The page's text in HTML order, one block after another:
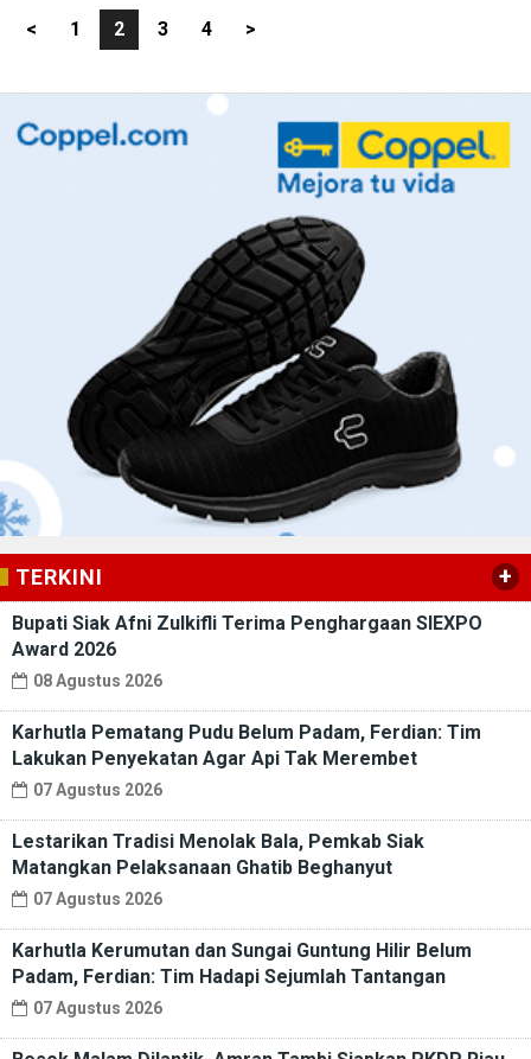
< 1 2 3 4 >
TERKINI +
Bupati Siak Afni Zulkifli Terima Penghargaan SIEXPO
Award 2026
08 Agustus 2026
Karhutla Pematang Pudu Belum Padam, Ferdian: Tim
Lakukan Penyekatan Agar Api Tak Merembet
07 Agustus 2026
Lestarikan Tradisi Menolak Bala, Pemkab Siak
Matangkan Pelaksanaan Ghatib Beghanyut
07 Agustus 2026
Karhutla Kerumutan dan Sungai Guntung Hilir Belum
Padam, Ferdian: Tim Hadapi Sejumlah Tantangan
07 Agustus 2026